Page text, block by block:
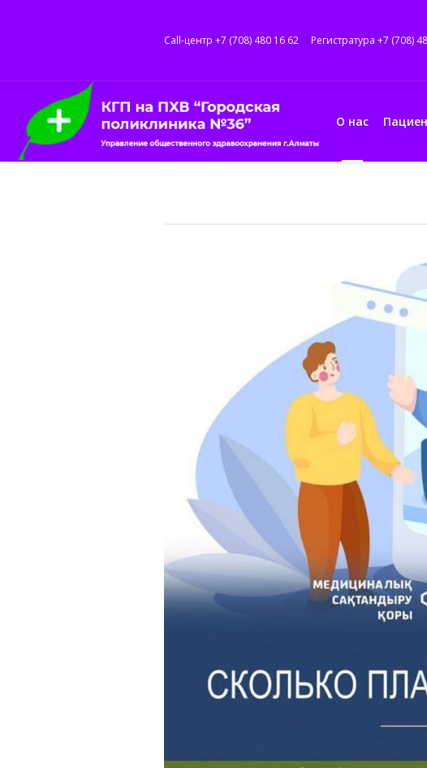
Call-центр +7 (708) 480 16 62 Регистратура +7 (708)
О нас